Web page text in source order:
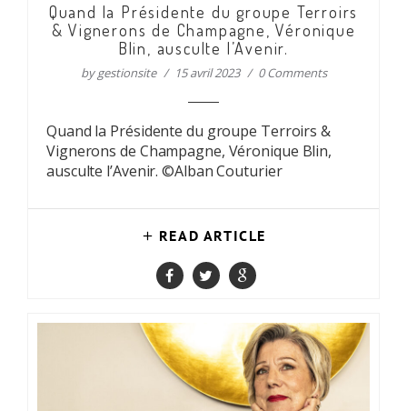
Quand la Présidente du groupe Terroirs
& Vignerons de Champagne, Véronique
Blin, ausculte l’Avenir.
bygestionsite 15 avril 2023 0 Comments
Quand la Présidente du groupe Terroirs &
Vignerons de Champagne, Véronique Blin,
ausculte l’Avenir. ©Alban Couturier
READ ARTICLE